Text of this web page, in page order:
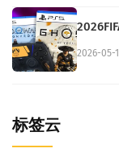
2026-05-
标签云